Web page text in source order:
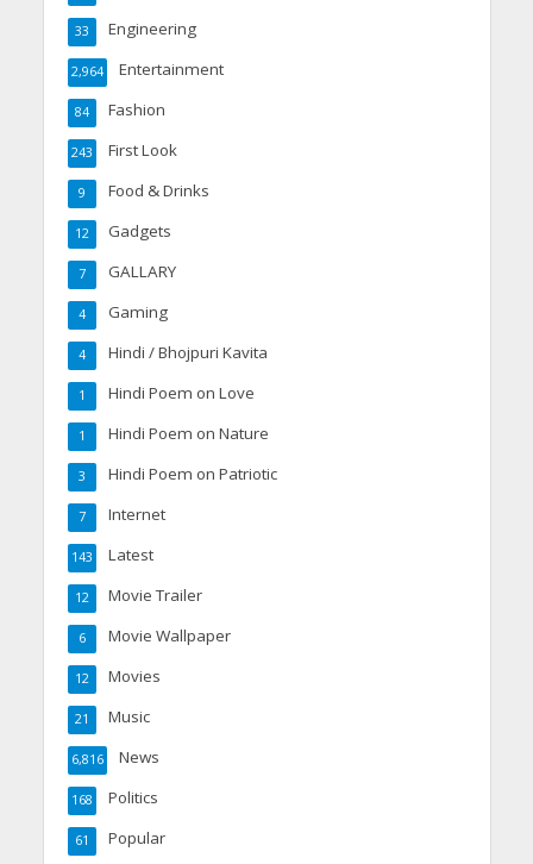
Engineering
33
Entertainment
2,964
Fashion
84
First Look
243
Food & Drinks
9
Gadgets
12
GALLARY
7
Gaming
4
Hindi / Bhojpuri Kavita
4
Hindi Poem on Love
1
Hindi Poem on Nature
1
Hindi Poem on Patriotic
3
Internet
7
Latest
143
Movie Trailer
12
Movie Wallpaper
6
Movies
12
Music
21
News
6,816
Politics
168
Popular
61